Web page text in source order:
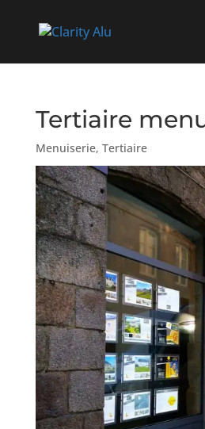
Tertiaire
Menuiserie, Tertiaire